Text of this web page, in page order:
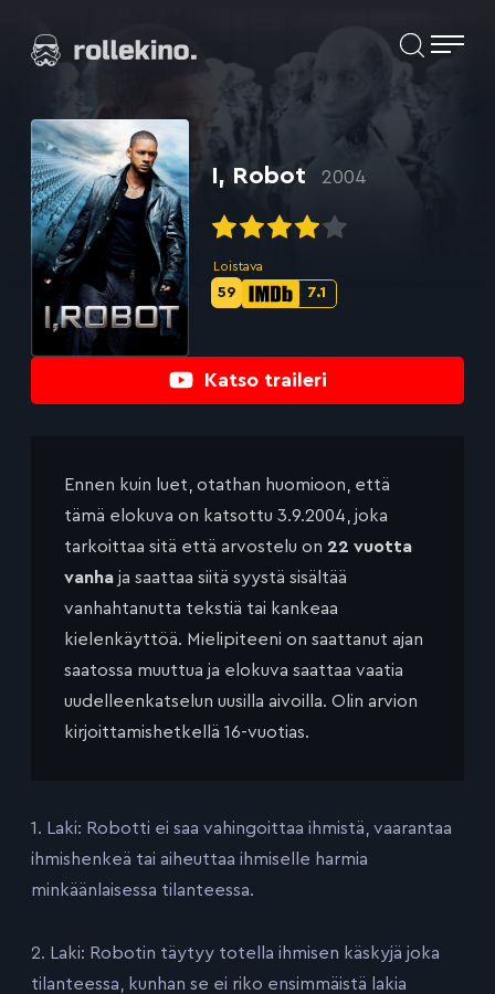
suoraan
sisältöön
Elokuvat ja elokuva-arviot | Rollekino.fi
lopputekstien
jälkeen.
Katso traileri
I, Robot 2004
Loistava
IMDb-
7.1
Metascore-
59
Ennen kuin luet, otathan huomioon, että
tämä elokuva on katsottu 3.9.2004, joka
tarkoittaa sitä että arvostelu on 22 vuotta
vanha ja saattaa siitä syystä sisältää
vanhahtanutta tekstiä tai kankeaa
kielenkäyttöä. Mielipiteeni on saattanut ajan
saatossa muuttua ja elokuva saattaa vaatia
uudelleenkatselun uusilla aivoilla. Olin arvion
kirjoittamishetkellä 16-vuotias.
1. Laki: Robotti ei saa vahingoittaa ihmistä, vaarantaa
ihmishenkeä tai aiheuttaa ihmiselle harmia
minkäänlaisessa tilanteessa.
2. Laki: Robotin täytyy totella ihmisen käskyjä joka
tilanteessa, kunhan se ei riko ensimmäistä lakia